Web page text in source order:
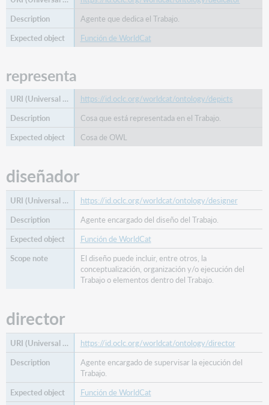
Agente que dedica el Trabajo.
Función de WorldCat
representa
https://id.oclc.org/worldcat/ontology/depicts
Cosa que está representada en el Trabajo.
Cosa de OWL
diseñador
https://id.oclc.org/worldcat/ontology/designer
Agente encargado del diseño del Trabajo.
Función de WorldCat
El diseño puede incluir, entre otros, la
conceptualización, organización y/o ejecución del
Trabajo o elementos dentro del Trabajo.
director
https://id.oclc.org/worldcat/ontology/director
Agente encargado de supervisar la ejecución del
Trabajo.
Función de WorldCat